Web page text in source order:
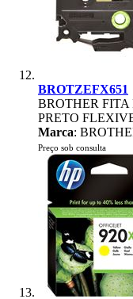
BROTZEFX651
BROTHER
PRETO
Marca:
Preço sob consulta